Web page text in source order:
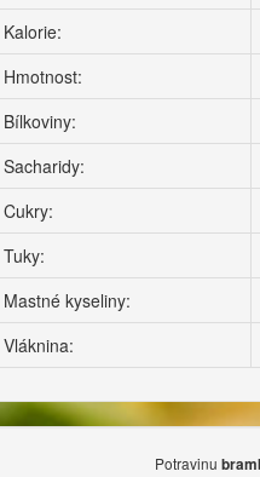
Kalorie:
Hmotnost:
Bílkoviny:
Sacharidy:
Cukry:
Tuky:
Mastné kyseliny:
Vláknina:
Potravinu